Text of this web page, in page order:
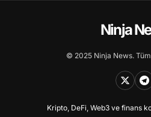
Ninja
© 2025 Ninja News. Tüm
Kripto, DeFi, Web3 ve finans